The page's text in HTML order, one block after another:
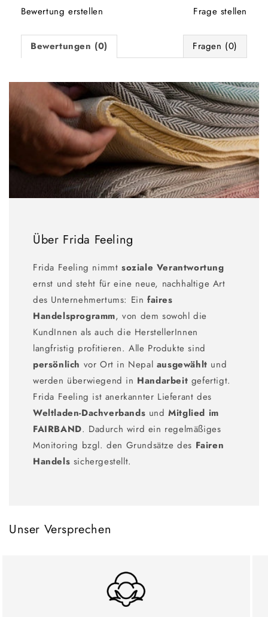
Bewertung erstellen Frage stellen
Bewertungen (0) Fragen (0)
Über Frida Feeling
Frida Feeling nimmt soziale Verantwortung
ernst und steht für eine neue, nachhaltige Art
des Unternehmertums: Einfaires
Handelsprogramm, von dem sowohl die
KundInnen als auch die HerstellerInnen
langfristig profitieren. Alle Produkte sind
persönlich vor Ort in Nepal ausgewählt und
werden überwiegend in Handarbeit gefertigt.
Frida Feeling ist anerkannter Lieferant des
Weltladen-Dachverbands undMitglied im
FAIRBAND. Dadurch wird ein regelmäßiges
Monitoring bzgl. den Grundsätze des Fairen
Handels sichergestellt.
Unser Versprechen